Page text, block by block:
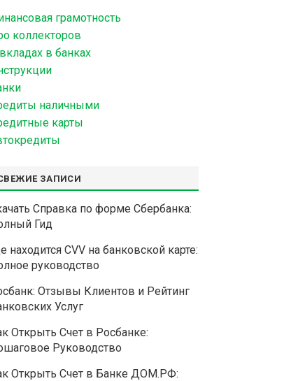
грамотность
коллекторов
в банках
наличными
карты
ЗАПИСИ
Справка по форме Сбербанка:
Гид
находится CVV на банковской карте:
руководство
Отзывы Клиентов и Рейтинг
Услуг
Открыть Счет в Росбанке:
Руководство
Открыть Счет в Банке ДОМ.РФ: